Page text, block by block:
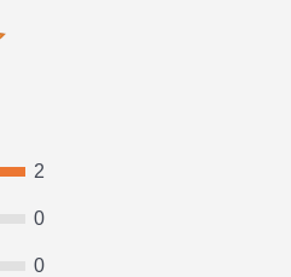
2
0
0